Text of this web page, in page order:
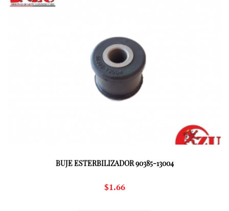
BUJE ESTERBILIZADOR 90385-13004
$1.66